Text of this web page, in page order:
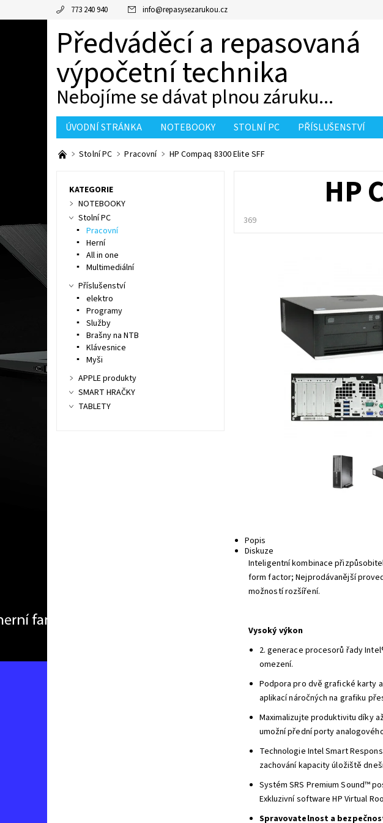
773 240 940 info@repasysezarukou.cz
Předváděcí a repasovaná
výpočetní technika
Nebojíme se dávat plnou záruku...
ÚVODNÍ STRÁNKA NOTEBOOKY STOLNÍ PC PŘÍSLUŠENSTVÍ
KONTAKTY
Stolní PC Pracovní HP Compaq 8300 Elite SFF
HP
369
Popis
Diskuze
Inteligentní kombinace
form factor; Nejprodávanější
možností rozšíření.
Vysoký výkon
2. generace procesorů řady
omezení.
Podpora pro dvě grafické karty
aplikací náročných na grafiku
Maximalizujte produktivitu díky
umožní přední porty
Technologie Intel Smart
zachování kapacity úložiště
Systém SRS Premium Sound™
Exkluzivní software HP Virtual
Spravovatelnost a
KATEGORIE
NOTEBOOKY
Stolní PC
Pracovní
Herní
All in one
Multimediální
Příslušenství
elektro
Programy
Služby
Brašny na NTB
Klávesnice
Myši
APPLE produkty
SMART HRAČKY
TABLETY